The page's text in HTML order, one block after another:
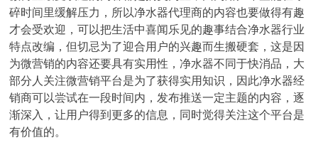
碎时间里缓解压力，所以净水器代理商的内容也要做得有趣
才会受欢迎，可以把生活中喜闻乐见的趣事结合净水器行业
特点改编，但切忌为了迎合用户的兴趣而生搬硬套，这是因
为微营销的内容还要具有实用性，净水器不同于快消品，大
部分人关注微营销平台是为了获得实用知识，因此净水器经
销商可以尝试在一段时间内，发布推送一定主题的内容，逐
渐深入，让用户得到更多的信息，同时觉得关注这个平台是
有价值的。